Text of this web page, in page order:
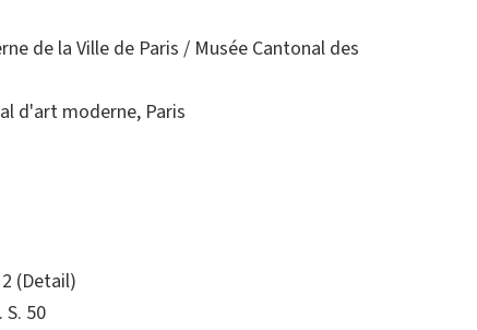
de la Ville de Paris / Musée Cantonal des
d'art moderne, Paris
2 (Detail)
S. 50